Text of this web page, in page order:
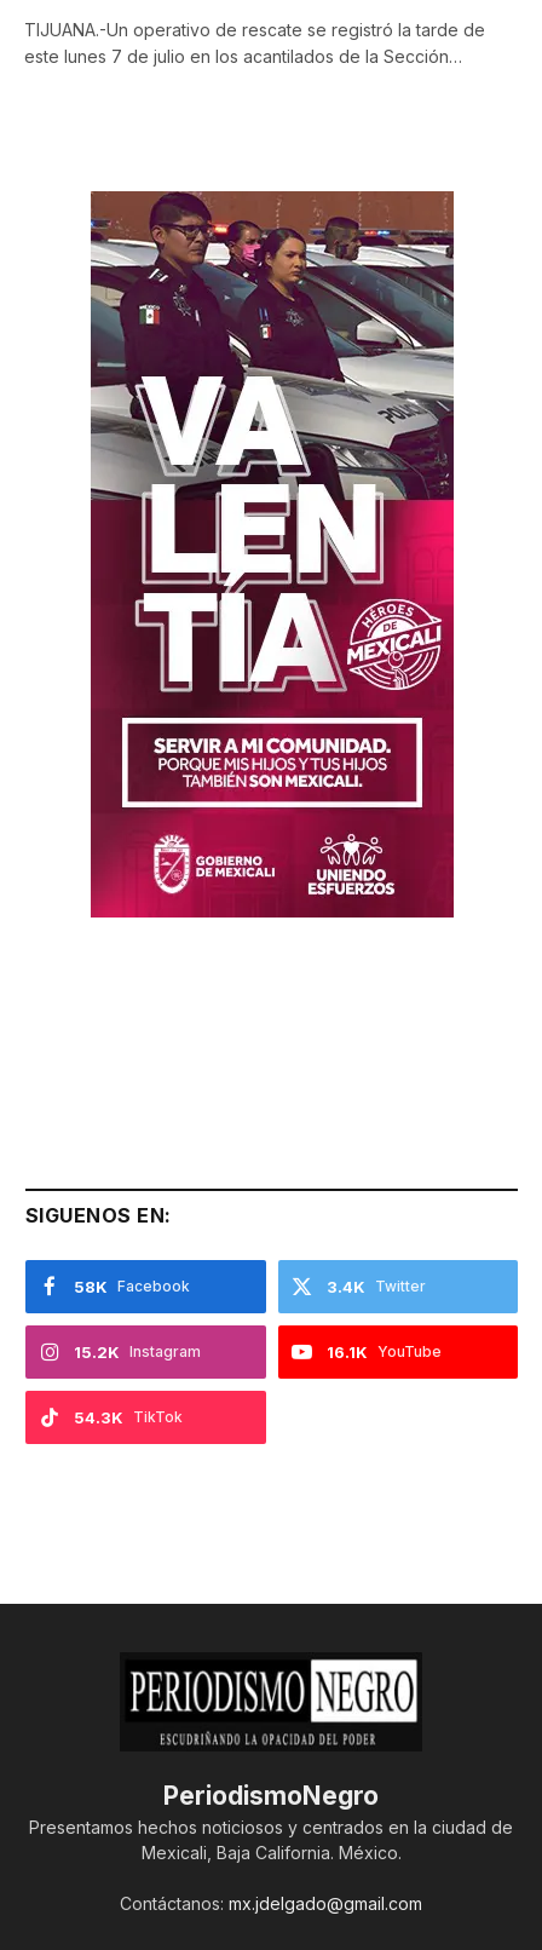
TIJUANA.-Un operativo de rescate se registró la tarde de
este lunes 7 de julio en los acantilados de la Sección…
SIGUENOS EN:
Facebook
58K Twitter
3.4K
Instagram
15.2K YouTube
16.1K
TikTok
54.3K
PeriodismoNegro
Presentamos hechos noticiosos y centrados en la ciudad de
Mexicali, Baja California. México.
Contáctanos: mx.jdelgado@gmail.com